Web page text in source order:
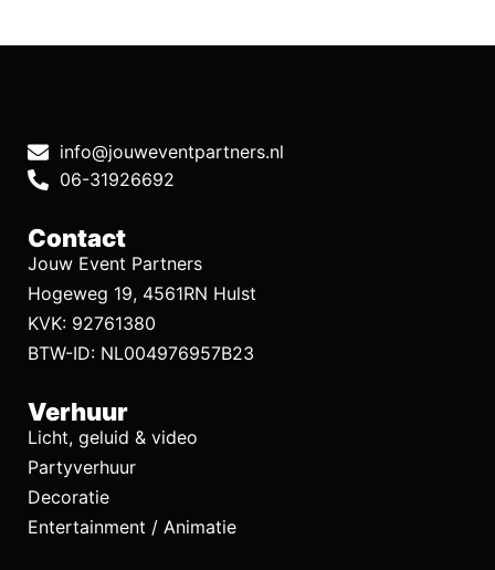
info@jouweventpartners.nl
06-31926692
Contact
Jouw Event Partners
Hogeweg 19, 4561RN Hulst
KVK: 92761380
BTW-ID: NL004976957B23
Verhuur
Licht, geluid & video
Partyverhuur
Decoratie
Entertainment / Animatie